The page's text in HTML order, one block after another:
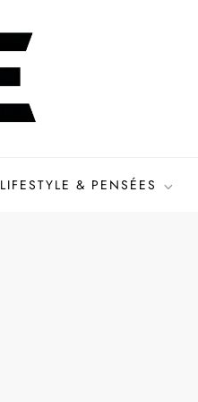
LIFESTYLE & PENSÉES